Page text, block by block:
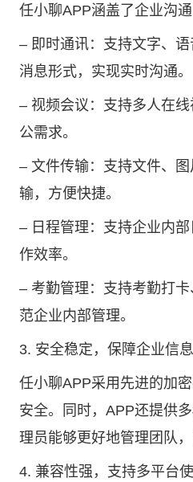
任小聊APP涵盖了企业沟
– 即时通讯：支持文字、
消息形式，实现实时沟通。
– 视频会议：支持多人在
公需求。
– 文件传输：支持文件、
输，方便快捷。
– 日程管理：支持企业内
作效率。
– 考勤管理：支持考勤打
范企业内部管理。
3. 安全稳定，保障企业信
任小聊APP采用先进的加
安全。同时，APP还提供
理员能够更好地管理团队，
4. 兼容性强，支持多平台